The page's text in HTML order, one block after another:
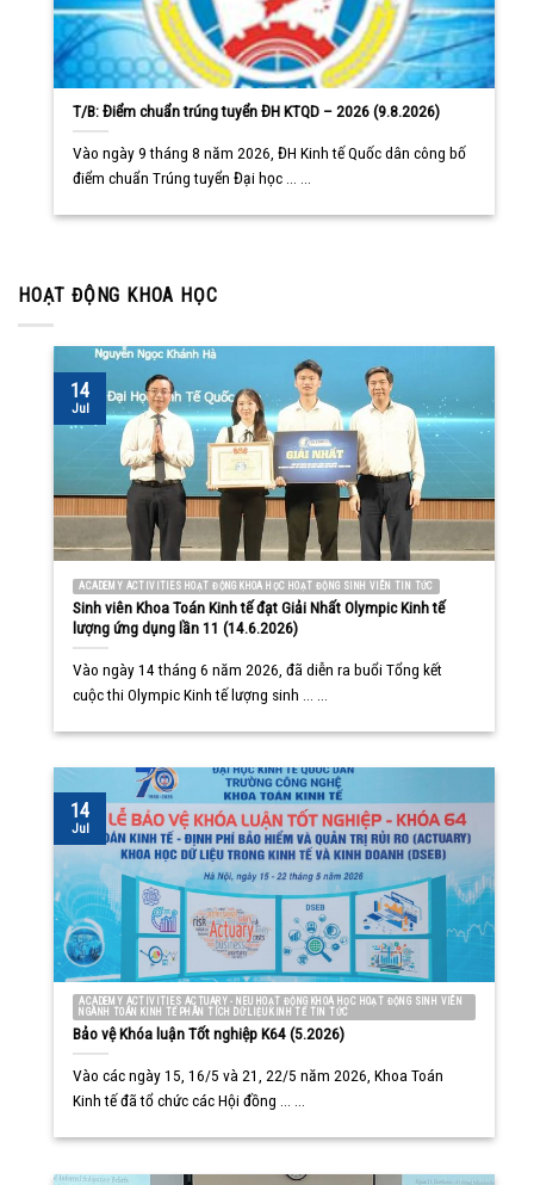
T/B: Điểm chuẩn trúng tuyển ĐH KTQD – 2026 (9.8.2026)
Vào ngày 9 tháng 8 năm 2026, ĐH Kinh tế Quốc dân công bố
điểm chuẩn Trúng tuyển Đại học ... ...
HOẠT ĐỘNG KHOA HỌC
ACADEMY ACTIVITIES HOẠT ĐỘNG KHOA HỌC HOẠT ĐỘNG SINH VIÊN TIN TỨC
Sinh viên Khoa Toán Kinh tế đạt Giải Nhất Olympic Kinh tế
lượng ứng dụng lần 11 (14.6.2026)
Vào ngày 14 tháng 6 năm 2026, đã diễn ra buổi Tổng kết
cuộc thi Olympic Kinh tế lượng sinh ... ...
14
Jul
ACADEMY ACTIVITIES ACTUARY - NEU HOẠT ĐỘNG KHOA HỌC HOẠT ĐỘNG SINH VIÊN
NGÀNH TOÁN KINH TẾ PHÂN TÍCH DỮ LIỆU KINH TẾ TIN TỨC
Bảo vệ Khóa luận Tốt nghiệp K64 (5.2026)
Vào các ngày 15, 16/5 và 21, 22/5 năm 2026, Khoa Toán
Kinh tế đã tổ chức các Hội đồng ... ...
14
Jul